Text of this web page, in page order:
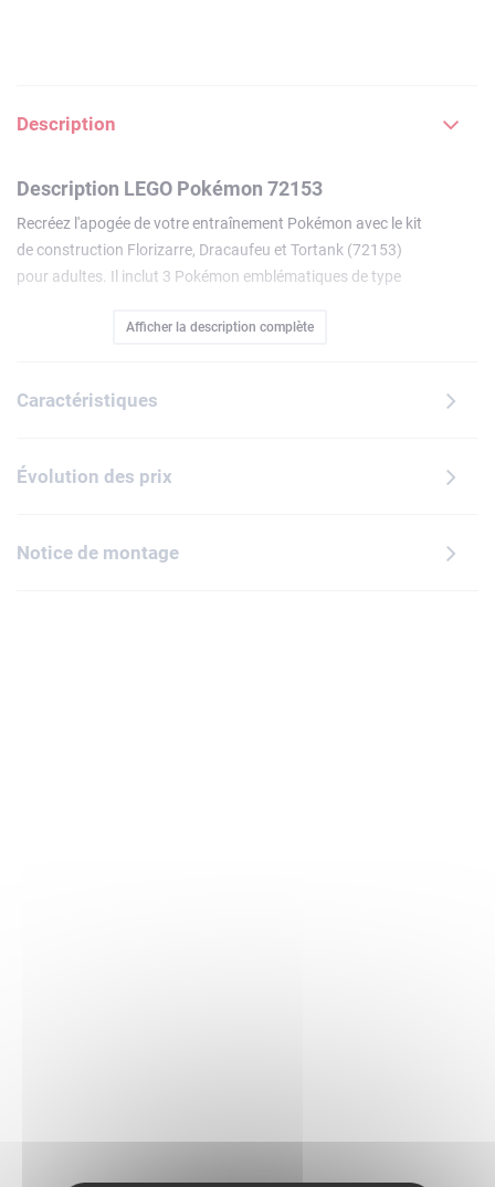
Description
Description LEGO Pokémon 72153
Recréez l'apogée de votre entraînement Pokémon avec le kit
de construction Florizarre, Dracaufeu et Tortank (72153)
pour adultes. Il inclut 3 Pokémon emblématiques de type
souvenir de vos talents de dresseur.Ce set de 6 838 pièces
des bras et des canons à eau articulés, et Dracaufeu avec
cache une surprise qui ne demande qu'à être découverte.
Chaque figurine peut être exposée seule ou montée sur un
le type de chaque Pokémon et formant un champ de
bataille épique.Ce kit fait partie d'une gamme de sets LEGO
Afficher la description complète
Caractéristiques
Évolution des prix
Notice de montage